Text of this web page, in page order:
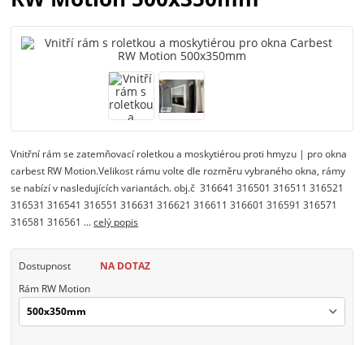
Vnitřní rám se zatemňovací roletkou a moskytiérou proti hmyzu | pro okna
carbest RW Motion.Velikost rámu volte dle rozměru vybraného okna, rámy
se nabízí v nasledujících variantách. obj.č 316641 316501 316511 316521
316531 316541 316551 316631 316621 316611 316601 316591 316571
316581 316561 ...celý popis
Dostupnost
NA DOTAZ
Rám RW Motion